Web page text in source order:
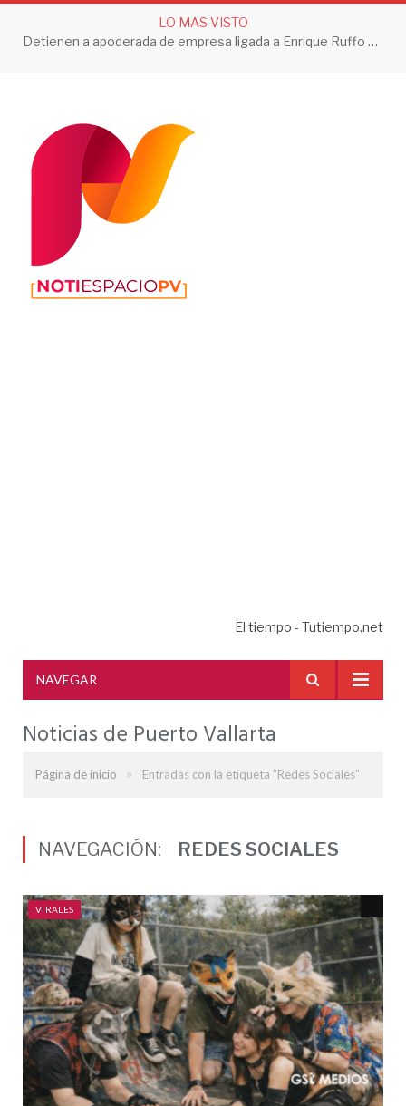
LO MAS VISTO
Detienen a apoderada de empresa ligada a Enrique Ruffo por investigación de Huachicol Fiscal
El tiempo - Tutiempo.net
NAVEGAR
Noticias de Puerto Vallarta
Página de inicio » Entradas con la etiqueta "Redes Sociales"
NAVEGACIÓN: REDES SOCIALES
VIRALES